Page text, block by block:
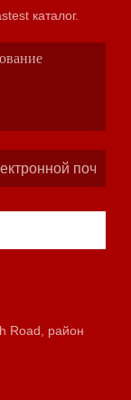
lastest каталог.
Road, район